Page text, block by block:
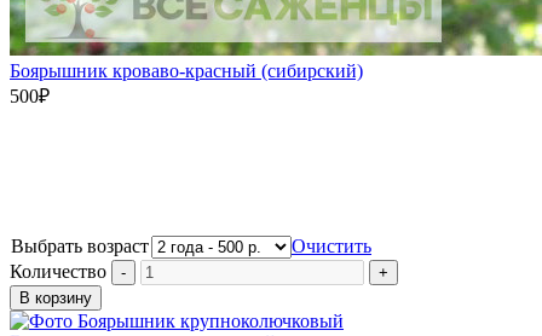
Боярышник кроваво-красный (сибирский)
500₽
Выбрать возраст
Очистить
Количество
В корзину